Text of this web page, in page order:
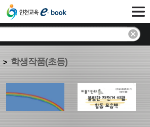
> 학생작품(초등)